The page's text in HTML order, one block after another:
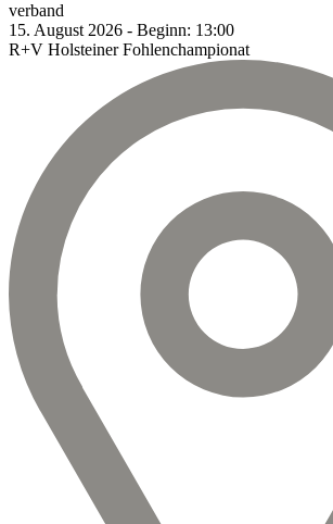
verband
15. August 2026 - Beginn: 13:00
R+V Holsteiner Fohlenchampionat